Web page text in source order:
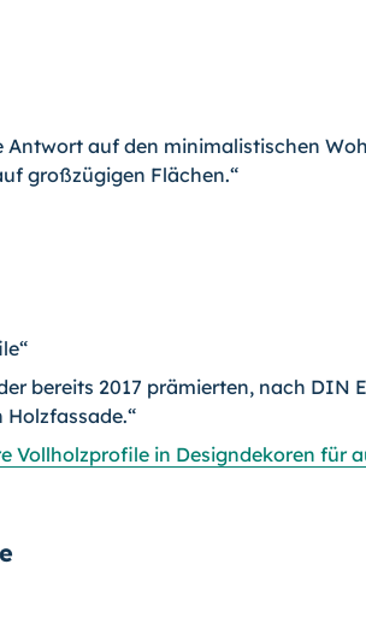
Antwort auf den minimalistischen
großzügigen Flächen.“
bereits 2017 prämierten, nach DIN
Vollholzprofile in Designdekoren für